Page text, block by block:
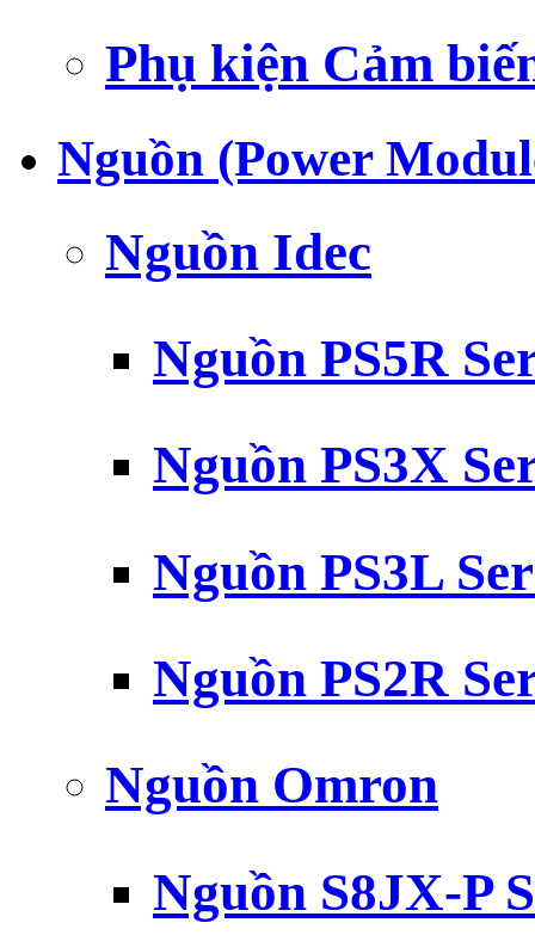
Phụ kiện Cảm
Nguồn (Power
Nguồn Idec
Nguồn PS5R
Nguồn PS3X
Nguồn PS3L
Nguồn PS2R
Nguồn Omron
Nguồn S8JX-P